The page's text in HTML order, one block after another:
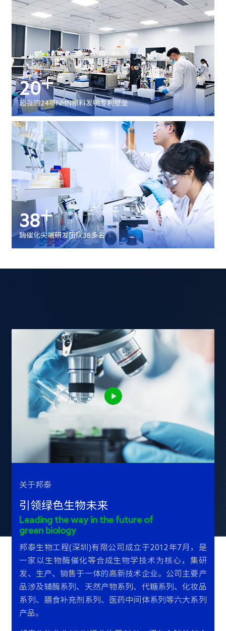
20+
超强的24项NMN原料发明专利壁垒
38+
酶催化尖端研发团队38多名
关于邦泰
引领绿色生物未来
Leading the way in the future of
green biology
邦泰生物工程(深圳)有限公司成立于2012年7月，是
一家以生物酶催化等合成生物学技术为核心，集研
发、生产、销售于一体的高新技术企业。公司主要产
品涉及辅酶系列、天然产物系列、代糖系列、化妆品
系列、膳食补充剂系列、医药中间体系列等六大系列
产品。